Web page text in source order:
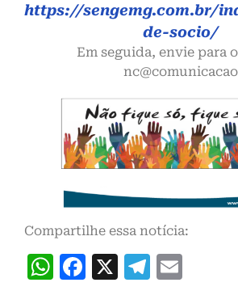
https://sengemg.com.br/
de-socio/
Em seguida, envie para
nc@comunicacao
Compartilhe essa notícia:
WhatsApp
Facebook
X